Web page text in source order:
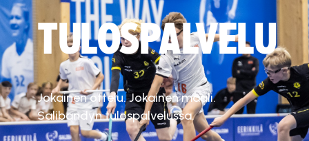
TULOSPALVELU
Jokainen ottelu. Jokainen maali.
Salibandyn tulospalvelussa.